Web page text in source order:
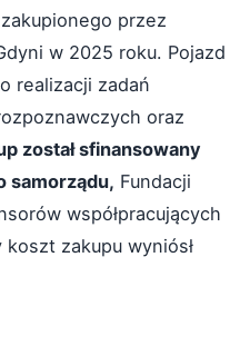
przez
w 2025 roku. Pojazd
realizacji zadań
oraz
został sfinansowany
samorządu, Fundacji
współpracujących
zakupu wyniósł